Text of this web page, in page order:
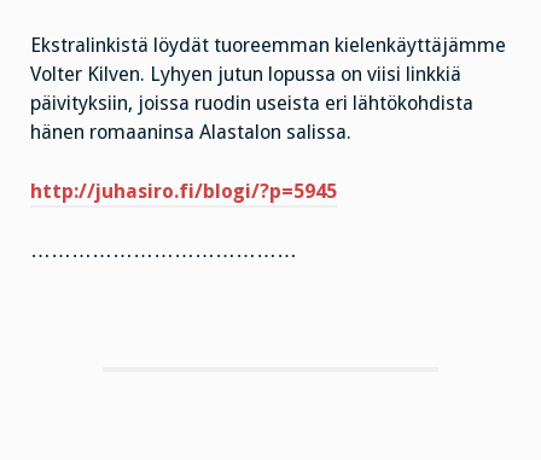
Ekstralinkistä löydät tuoreemman kielenkäyttäjämme
Volter Kilven. Lyhyen jutun lopussa on viisi linkkiä
päivityksiin, joissa ruodin useista eri lähtökohdista
hänen romaaninsa Alastalon salissa.
http://juhasiro.fi/blogi/?p=5945
…………………………………